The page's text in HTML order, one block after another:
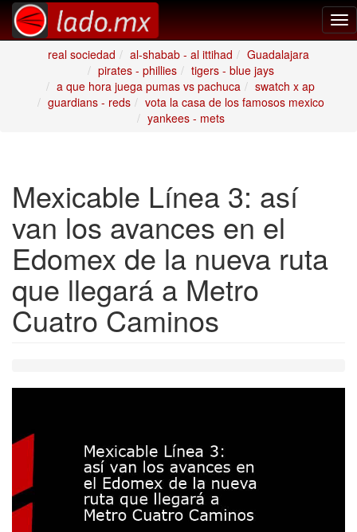
real sociedad
al-shabab - al ittihad
Guadalajara
pirates - phillies
tigers - blue jays
a que hora juega pumas vs pachuca
swatch x ap
guardians - reds
vota la casa de los famosos mexico
yankees - mets
Mexicable Línea 3: así
van los avances en el
Edomex de la nueva ruta
que llegará a Metro
Cuatro Caminos